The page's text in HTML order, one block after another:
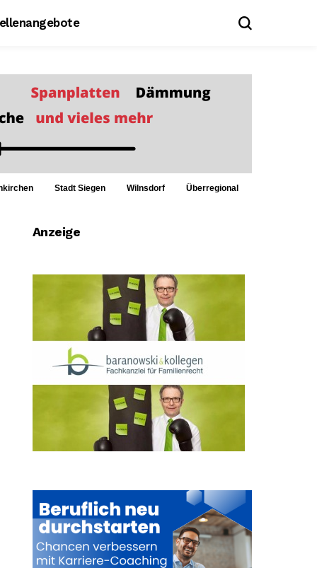
Stadt Siegen Wilnsdorf Überregional
Anzeige